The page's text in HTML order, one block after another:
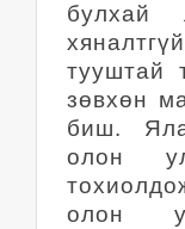
булхай
тууштай
зөвхөн
биш.
олон
олон